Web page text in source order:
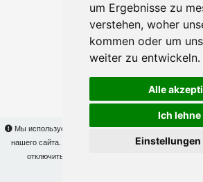
um Ergebnisse zu
verstehen, woher
kommen oder um
weiter zu entwickeln.
Alle
Ich lehne
Einstellungen
Мы используем cookies для того, чтобы Вы могли
нашего сайта. На
Вы сможете узнать
отключить использование cookies. Продолжая